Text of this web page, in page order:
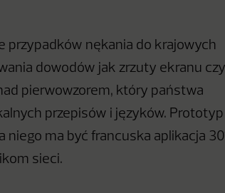
przypadków nękania do krajowych
dowodów jak zrzuty ekranu czy
pierwowzorem, który państwa
przepisów i języków.
ma być francuska aplikacja
sieci.